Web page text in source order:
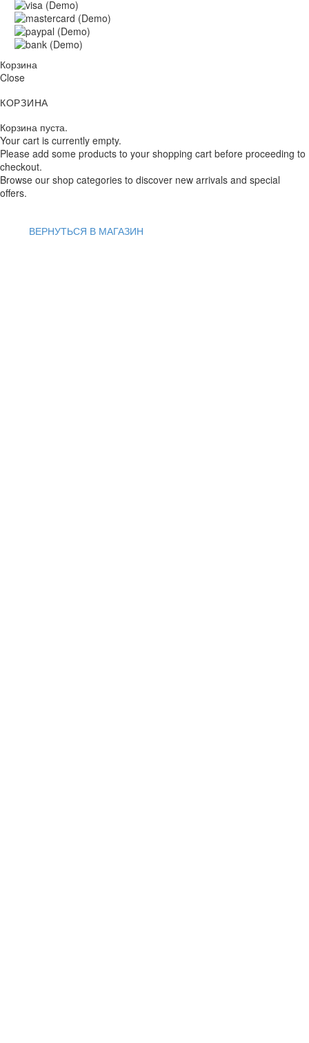
Корзина
Close
КОРЗИНА
Корзина пуста.
Your cart is currently empty.
Please add some products to your shopping cart before proceeding to
checkout.
Browse our shop categories to discover new arrivals and special
offers.
ВЕРНУТЬСЯ В МАГАЗИН